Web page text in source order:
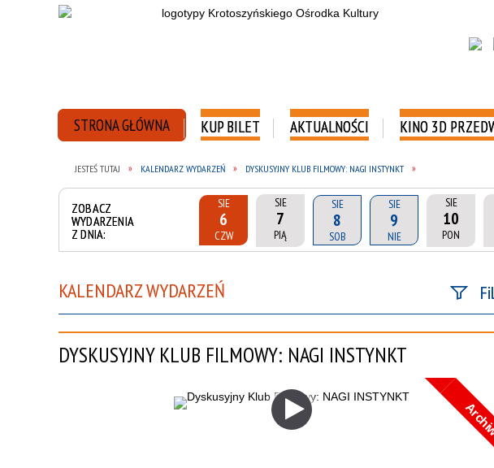
STRONA GŁÓWNA KUP BILET AKTUALNOŚCI KINO 3D
JESTEŚ TUTAJ KALENDARZ WYDARZEŃ DYSKUSYJNY KLUB FILMOWY: NAGI INSTYNKT
ZOBACZ
WYDARZENIA
Z DNIA:
SIE
6
CZW
SIE
7
PIĄ
SIE
8
SOB
SIE
9
NIE
SIE
10
PON
KALENDARZ WYDARZEŃ
Szukana
Trwające w zakresie
DYSKUSYJNY KLUB FILMOWY: NAGI INSTYNKT